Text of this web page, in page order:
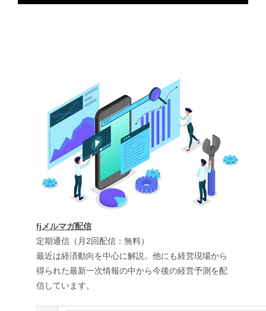
fjメルマガ配信
定期通信（月2回配信：無料）
最近は経済動向を中心に解説。他にも経営現場から
得られた最新一次情報の中から今後の経営予測を配
信しています。